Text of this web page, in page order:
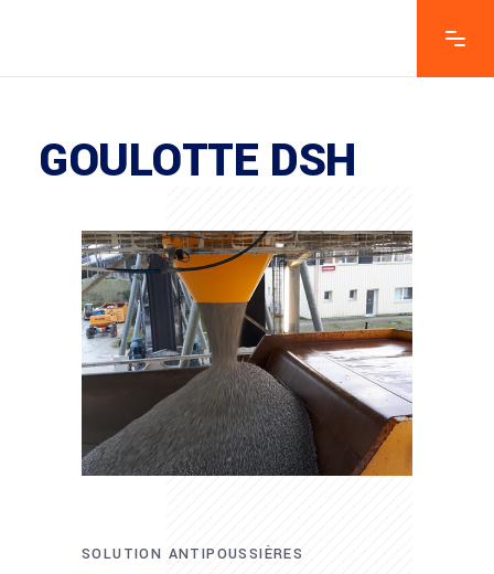
GOULOTTE DSH
SOLUTION ANTIPOUSSIÈRES